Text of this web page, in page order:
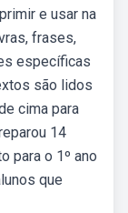
e usar na
frases,
específicas
são lidos
cima para
14
para o 1º ano
que